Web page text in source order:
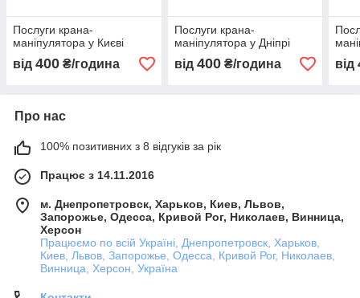
Послуги крана-
маніпулятора у Києві
від 400 ₴/година
Послуги крана-
маніпулятора у Дніпрі
від 400₴/година від
Про нас
100% позитивних з 8 відгуків за рік
Працює з 14.11.2016
м. Днепропетровск, Харьков, Киев, Львов,
Запорожье, Одесса, Кривой Рог, Николаев, Винница,
Херсон
Працюємо по всій Україні, Днепропетровск, Харьков,
Киев, Львов, Запорожье, Одесса, Кривой Рог, Николаев,
Винница, Херсон, Україна